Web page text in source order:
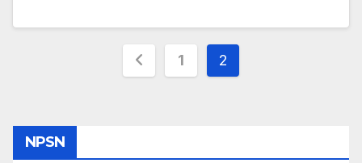
Posts
1 2
NPSN